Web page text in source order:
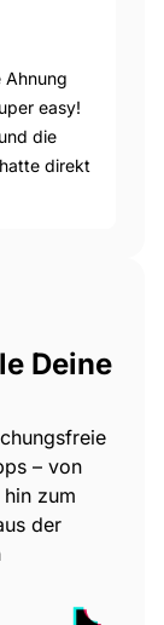
Ahnung
easy!
die
direkt
Deine
– von
zum
der